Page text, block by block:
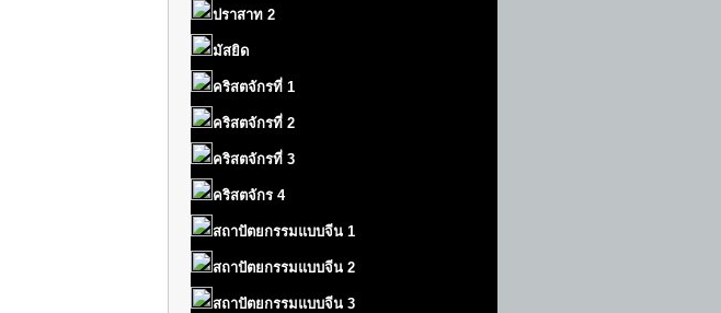
ปราสาท 2
มัสยิด
คริสตจักรที่ 1
คริสตจักรที่ 2
คริสตจักรที่ 3
คริสตจักร 4
สถาปัตยกรรมแบบจีน 1
สถาปัตยกรรมแบบจีน 2
สถาปัตยกรรมแบบจีน 3